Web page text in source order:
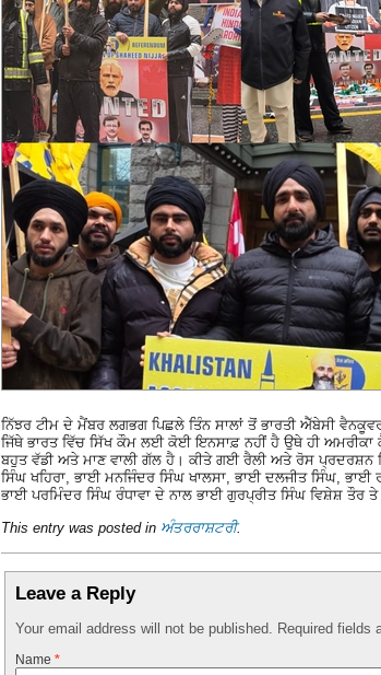
ਨਿੱਝਰ ਟੀਮ ਦੇ ਮੈਂਬਰ ਲਗਭਗ ਪਿਛਲੇ ਤਿੰਨ ਸਾਲਾਂ ਤੋਂ ਭਾਰਤੀ ਐੱਬੇਸੀ
ਜਿੱਥੇ ਭਾਰਤ ਵਿੱਚ ਸਿੱਖ ਕੌਮ ਲਈ ਕੋਈ ਇਨਸਾਫ਼ ਨਹੀਂ ਹੈ ਉਥੇ ਹੀ ਅਮਰੀਕਾ
ਬਹੁਤ ਵੱਡੀ ਅਤੇ ਮਾਣ ਵਾਲੀ ਗੱਲ ਹੈ। ਕੀਤੇ ਗਈ ਰੈਲੀ ਅਤੇ ਰੋਸ ਪ੍ਰਦਰਸ਼ਨ
ਸਿੰਘ ਖਹਿਰਾ, ਭਾਈ ਮਨਜਿੰਦਰ ਸਿੰਘ ਖਾਲਸਾ, ਭਾਈ ਦਲਜੀਤ ਸਿੰਘ,
ਭਾਈ ਪਰਮਿੰਦਰ ਸਿੰਘ ਰੰਧਾਵਾ ਦੇ ਨਾਲ ਭਾਈ ਗੁਰਪ੍ਰੀਤ ਸਿੰਘ ਵਿਸ਼ੇਸ਼ ਤੌਰ
This entry was posted in ਅੰਤਰਰਾਸ਼ਟਰੀ.
Leave a Reply
Your email address will not be published. Required fields
Name *